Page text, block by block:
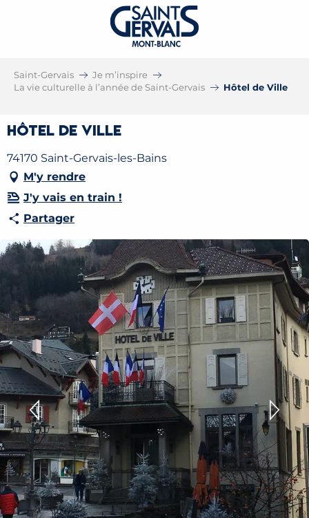
Saint-Gervais
Je m’inspire
La vie culturelle à l’année de Saint-Gervais
Hôtel de Ville
Hôtel de Ville
74170 Saint-Gervais-les-Bains
M'y rendre
J'y vais en train !
Partager